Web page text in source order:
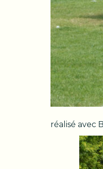
réalisé avec